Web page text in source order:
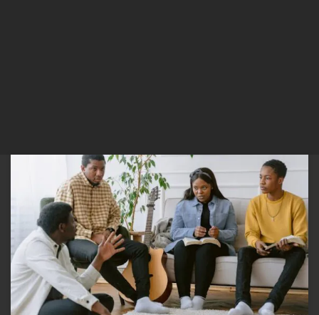
Uma Perspectiva Espiritual e Comportamental Nos dias atuais, em
um mundo repleto de desafios e tensões, a busca por recursos que
promovam a saúde mental é uma prioridade crescente. Um campo
de estudo que se destaca nessa busca é a relação entre o
engajamento com a Bíblia e seu impacto […]